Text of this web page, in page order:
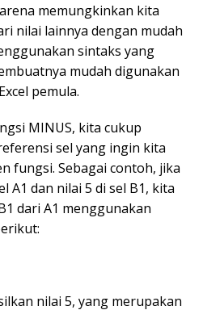
memungkinkan kita
nilai lainnya dengan mudah
sintaks yang
mudah digunakan
pemula.
MINUS, kita cukup
sel yang ingin kita
fungsi. Sebagai contoh, jika
A1 dan nilai 5 di sel B1, kita
dari A1 menggunakan
nilai 5, yang merupakan